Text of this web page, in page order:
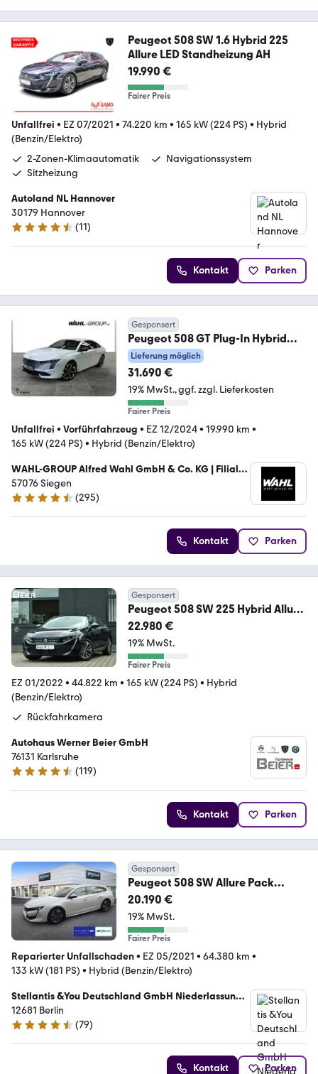
Peugeot 508 SW 1.6 Hybrid 225
Allure LED Standheizung AH
19.990 €
Fairer Preis
Unfallfrei • EZ 07/2021 • 74.220 km • 165 kW (224 PS) • Hybrid
(Benzin/Elektro)
2-Zonen-Klimaautomatik
Navigationssystem
Sitzheizung
Autoland NL Hannover
30179 Hannover
4.7 Sterne
(11)
Kontakt Parken
Gesponsert
Peugeot 508 GT Plug-In Hybrid
225 e-EAT8
Lieferung möglich
31.690 €
19% MwSt. ggf. zzgl. Lieferkosten
Fairer Preis
Unfallfrei • Vorführfahrzeug • EZ 12/2024• 19.990 km •
165 kW (224 PS) • Hybrid (Benzin/Elektro)
WAHL-GROUP Alfred Wahl GmbH & Co. KG | Filiale
Siegen
57076 Siegen
4.3 Sterne
(295)
Kontakt Parken
Gesponsert
Peugeot 508 SW 225 Hybrid Allure
Pack Navi/ Sitzh./ Klim
22.980 €
19% MwSt.
Fairer Preis
EZ 01/2022 • 44.822 km • 165 kW (224 PS) • Hybrid
(Benzin/Elektro)
Rückfahrkamera
Autohaus Werner Beier GmbH
76131 Karlsruhe
4.3 Sterne
(119)
Kontakt Parken
Gesponsert
Peugeot 508 SW Allure Pack
Hybrid 225
20.190 €
19% MwSt.
Fairer Preis
Reparierter Unfallschaden• EZ 05/2021 • 64.380 km •
133 kW (181 PS) • Hybrid (Benzin/Elektro)
Stellantis &You Deutschland GmbH Niederlassung
Berlin Marzahn
12681 Berlin
4.6 Sterne
(79)
Kontakt Parken